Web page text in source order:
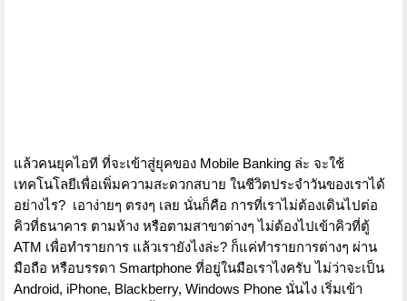
แล้วคนยุคไอที ที่จะเข้าสู่ยุคของ Mobile Banking ล่ะ จะใช้
เทคโนโลยีเพื่อเพิ่มความสะดวกสบาย ในชีวิตประจำวันของเราได้
อย่างไร? เอาง่ายๆ ตรงๆ เลย นั่นก็คือ การที่เราไม่ต้องเดินไปต่อ
คิวที่ธนาคาร ตามห้าง หรือตามสาขาต่างๆ ไม่ต้องไปเข้าคิวที่ตู้
ATM เพื่อทำรายการ แล้วเรายังไงล่ะ? ก็แค่ทำรายการต่างๆ ผ่าน
มือถือ หรือบรรดา Smartphone ที่อยู่ในมือเราไงครับ ไม่ว่าจะเป็น
Android, iPhone, Blackberry, Windows Phone นั่นไง เริ่มเข้า